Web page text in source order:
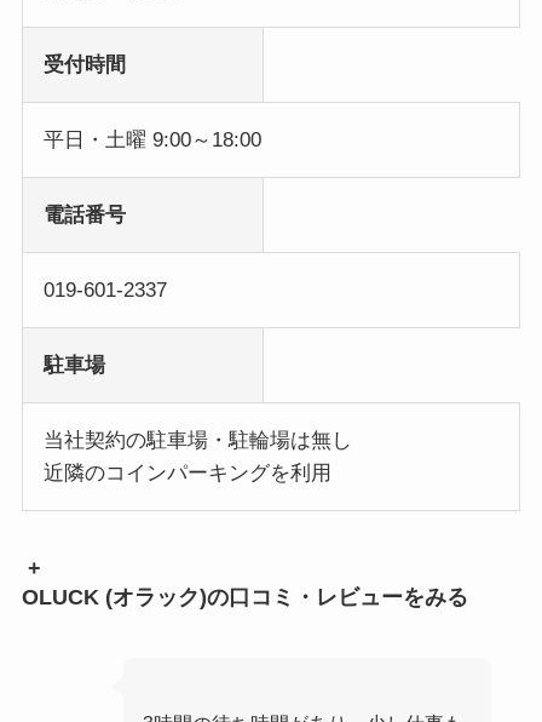
受付時間
平日・土曜 9:00～18:00
電話番号
019-601-2337
駐車場
当社契約の駐車場・駐輪場は無し
近隣のコインパーキングを利用
+
OLUCK (オラック)の口コミ・レビューをみる